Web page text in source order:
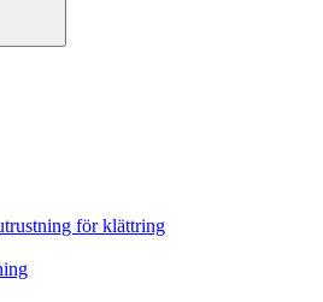
för klättring